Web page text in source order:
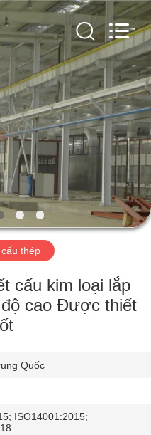
thép
cấu kim loại lắp
cao Được thiết
Quốc
ISO14001:2015;